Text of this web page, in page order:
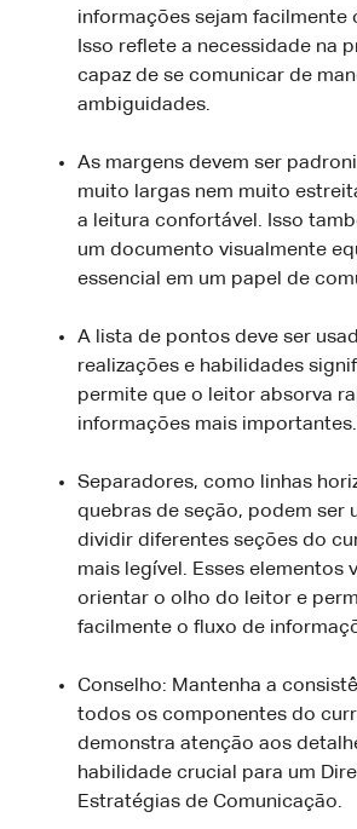
informações sejam facilmente
Isso reflete a necessidade na
capaz de se comunicar de
ambiguidades.
As margens devem ser
muito largas nem muito
a leitura confortável. Isso
um documento visualmente
essencial em um papel de
A lista de pontos deve ser
realizações e habilidades
permite que o leitor absorva
informações mais importantes.
Separadores, como linhas
quebras de seção, podem ser
dividir diferentes seções do
mais legível. Esses elementos
orientar o olho do leitor e
facilmente o fluxo de
Conselho: Mantenha a
todos os componentes do
demonstra atenção aos
habilidade crucial para um
Estratégias de Comunicação.